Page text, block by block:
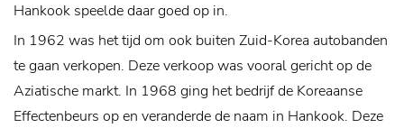
Hankook speelde daar goed op in.
In 1962 was het tijd om ook buiten Zuid-Korea autobanden
te gaan verkopen. Deze verkoop was vooral gericht op de
Aziatische markt. In 1968 ging het bedrijf de Koreaanse
Effectenbeurs op en veranderde de naam in Hankook. Deze